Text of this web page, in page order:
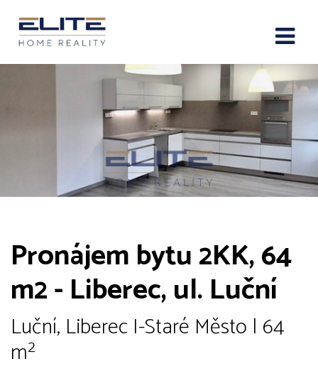
Pronájem bytu 2KK, 64
m2 - Liberec, ul. Luční
Luční, Liberec I-Staré Město | 64
m²